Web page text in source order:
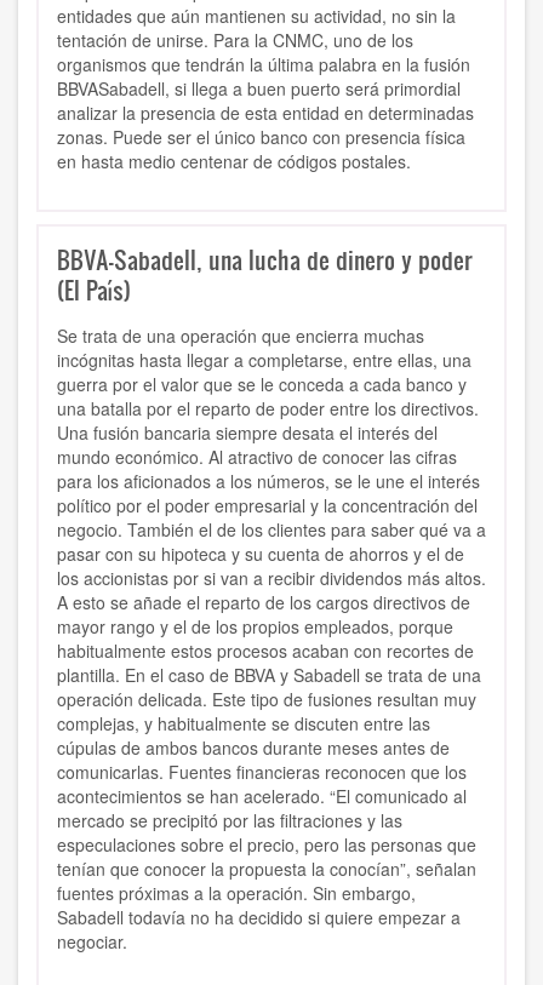
entidades que aún mantienen su actividad, no sin la
tentación de unirse. Para la CNMC, uno de los
organismos que tendrán la última palabra en la fusión
BBVASabadell, si llega a buen puerto será primordial
analizar la presencia de esta entidad en determinadas
zonas. Puede ser el único banco con presencia física
en hasta medio centenar de códigos postales.
BBVA-Sabadell, una lucha de dinero y poder
(El País)
Se trata de una operación que encierra muchas
incógnitas hasta llegar a completarse, entre ellas, una
guerra por el valor que se le conceda a cada banco y
una batalla por el reparto de poder entre los directivos.
Una fusión bancaria siempre desata el interés del
mundo económico. Al atractivo de conocer las cifras
para los aficionados a los números, se le une el interés
político por el poder empresarial y la concentración del
negocio. También el de los clientes para saber qué va a
pasar con su hipoteca y su cuenta de ahorros y el de
los accionistas por si van a recibir dividendos más altos.
A esto se añade el reparto de los cargos directivos de
mayor rango y el de los propios empleados, porque
habitualmente estos procesos acaban con recortes de
plantilla. En el caso de BBVA y Sabadell se trata de una
operación delicada. Este tipo de fusiones resultan muy
complejas, y habitualmente se discuten entre las
cúpulas de ambos bancos durante meses antes de
comunicarlas. Fuentes financieras reconocen que los
acontecimientos se han acelerado. “El comunicado al
mercado se precipitó por las filtraciones y las
especulaciones sobre el precio, pero las personas que
tenían que conocer la propuesta la conocían”, señalan
fuentes próximas a la operación. Sin embargo,
Sabadell todavía no ha decidido si quiere empezar a
negociar.